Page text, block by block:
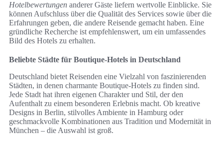
Hotelbewertungen anderer Gäste liefern wertvolle Einblicke. Sie
können Aufschluss über die Qualität des Services sowie über die
Erfahrungen geben, die andere Reisende gemacht haben. Eine
gründliche Recherche ist empfehlenswert, um ein umfassendes
Bild des Hotels zu erhalten.
Beliebte Städte für Boutique-Hotels in Deutschland
Deutschland bietet Reisenden eine Vielzahl von faszinierenden
Städten, in denen charmante Boutique-Hotels zu finden sind.
Jede Stadt hat ihren eigenen Charakter und Stil, der den
Aufenthalt zu einem besonderen Erlebnis macht. Ob kreative
Designs in Berlin, stilvolles Ambiente in Hamburg oder
geschmackvolle Kombinationen aus Tradition und Modernität in
München – die Auswahl ist groß.